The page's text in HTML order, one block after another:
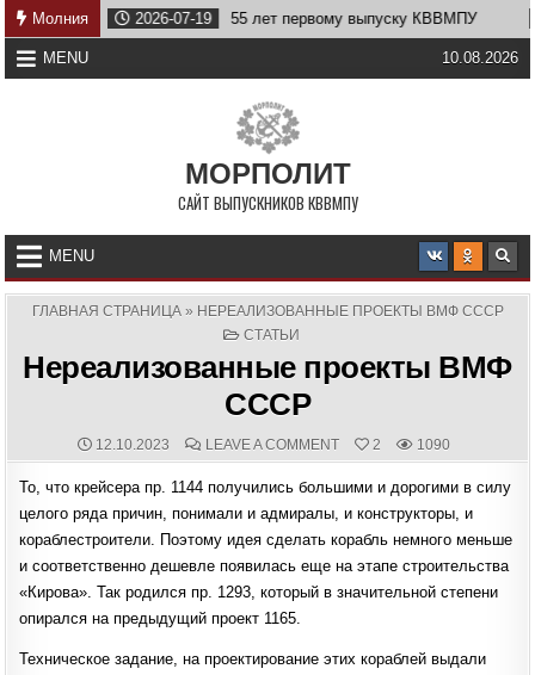
Skip
to
content
Молния2026-07-19 55 лет первому выпуску КВВМПУ
MENU 10.08.2026
МОРПОЛИТ
САЙТ ВЫПУСКНИКОВ КВВМПУ
MENU
ГЛАВНАЯ СТРАНИЦА» НЕРЕАЛИЗОВАННЫЕ ПРОЕКТЫ ВМФ СССР
POSTED
СТАТЬИ
Нереализованные проекты ВМФ
СССР
PUBLISHED
DATE:
12.10.2023 COMMENTS:
LEAVE A COMMENTON
НЕРЕАЛИЗОВАННЫЕ
ВМФ
2 1090
То, что крейсера пр. 1144 получились большими и дорогими в силу
целого ряда причин, понимали и адмиралы, и конструкторы, и
кораблестроители. Поэтому идея сделать корабль немного меньше
и соответственно дешевле появилась еще на этапе строительства
«Кирова». Так родился пр. 1293, который в значительной степени
опирался на предыдущий проект 1165.
Техническое задание, на проектирование этих кораблей выдали